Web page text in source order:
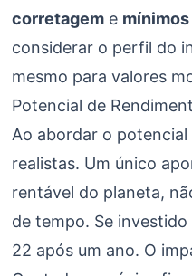
corretagem e
considerar o perfil do
mesmo para valores
Potencial de
Ao abordar o
realistas. Um único
rentável do planeta,
de tempo. Se
22 após um ano. O